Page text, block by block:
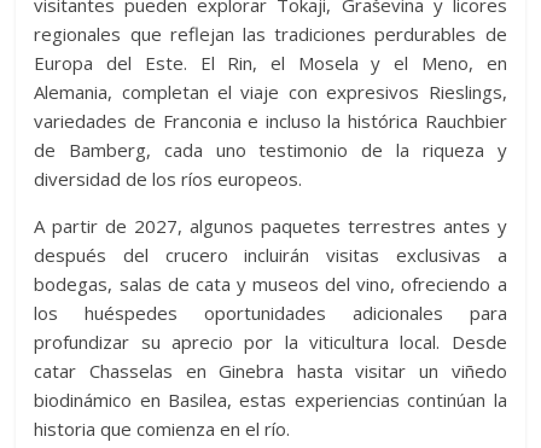
visitantes pueden explorar Tokaji, Graševina y licores
regionales que reflejan las tradiciones perdurables de
Europa del Este. El Rin, el Mosela y el Meno, en
Alemania, completan el viaje con expresivos Rieslings,
variedades de Franconia e incluso la histórica Rauchbier
de Bamberg, cada uno testimonio de la riqueza y
diversidad de los ríos europeos.
A partir de 2027, algunos paquetes terrestres antes y
después del crucero incluirán visitas exclusivas a
bodegas, salas de cata y museos del vino, ofreciendo a
los huéspedes oportunidades adicionales para
profundizar su aprecio por la viticultura local. Desde
catar Chasselas en Ginebra hasta visitar un viñedo
biodinámico en Basilea, estas experiencias continúan la
historia que comienza en el río.